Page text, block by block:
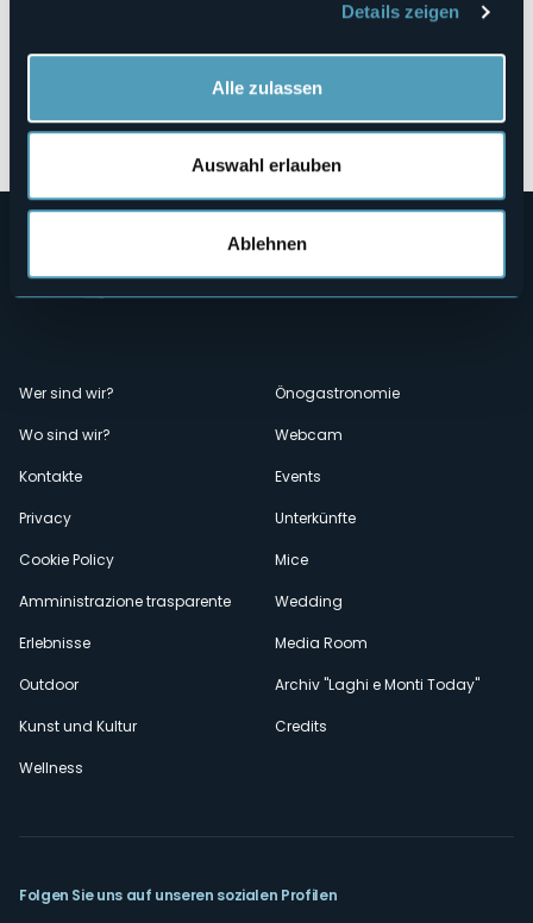
Details zeigen
Alle zulassen
Auswahl erlauben
Ablehnen
Öffnen Sie die Karte
Menù
secondario
Wer sind wir?
Wo sind wir?
Kontakte
Privacy
Cookie Policy
Amministrazione trasparente
Erlebnisse
Outdoor
Kunst und Kultur
Wellness
Önogastronomie
Webcam
Events
Unterkünfte
Mice
Wedding
Media Room
Archiv "Laghi e Monti Today"
Credits
Folgen Sie uns auf unseren sozialen Profilen